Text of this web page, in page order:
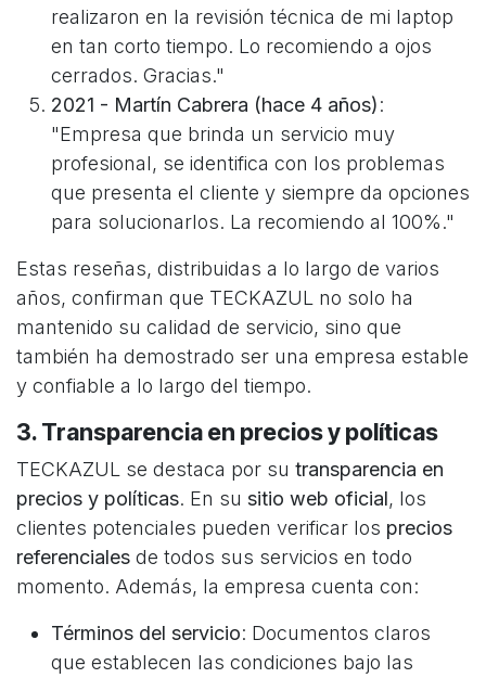
realizaron en la revisión técnica de mi laptop
en tan corto tiempo. Lo recomiendo a ojos
cerrados. Gracias."
2021 - Martín Cabrera (hace 4 años):
"Empresa que brinda un servicio muy
profesional, se identifica con los problemas
que presenta el cliente y siempre da opciones
para solucionarlos. La recomiendo al 100%."
Estas reseñas, distribuidas a lo largo de varios
años, confirman que TECKAZUL no solo ha
mantenido su calidad de servicio, sino que
también ha demostrado ser una empresa estable
y confiable a lo largo del tiempo.
3. Transparencia en precios y políticas
TECKAZUL se destaca por su transparencia en
precios y políticas. En su sitio web oficial, los
clientes potenciales pueden verificar los precios
referenciales de todos sus servicios en todo
momento. Además, la empresa cuenta con:
Términos del servicio: Documentos claros
que establecen las condiciones bajo las